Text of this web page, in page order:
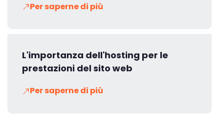
Per saperne di più
L'importanza dell'hosting per le
prestazioni del sito web
Per saperne di più